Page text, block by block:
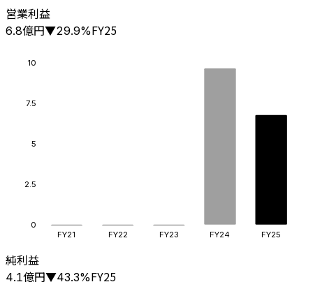
営業利益
6.8億円▼29.9%FY25
0
2.5
5
7.5
10
FY21 FY22 FY23 FY24 FY25
純利益
4.1億円▼43.3%FY25